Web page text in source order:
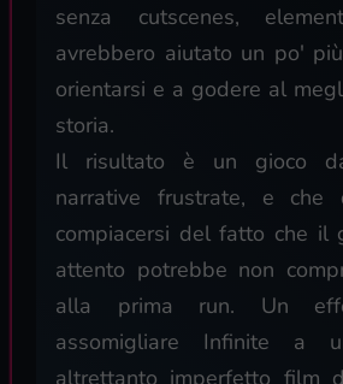
senza cutscenes,
avrebbero aiutato un po'
orientarsi e a godere al
storia.
Il risultato è un gioco
narrative frustrate, e che
compiacersi del fatto che il
attento potrebbe non
alla prima run. Un
assomigliare Infinite a
altrettanto imperfetto film